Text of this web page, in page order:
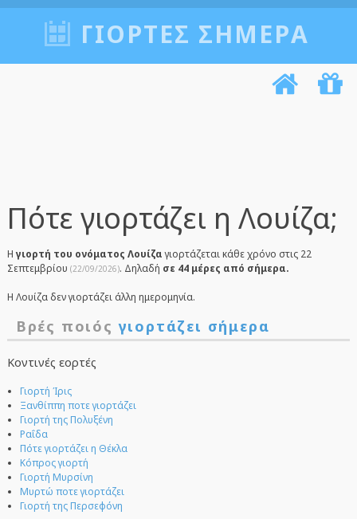
ΓΙΟΡΤΈΣ ΣΉΜΕΡΑ
Πότε γιορτάζει η Λουίζα;
Η γιορτή του ονόματος Λουίζαγιορτάζεται κάθε χρόνο στις 22
Σεπτεμβρίου (22/09/2026). Δηλαδή σε 44 μέρες από σήμερα.
Η Λουίζα δεν γιορτάζει άλλη ημερομηνία.
Βρές ποιόςγιορτάζει σήμερα
Κοντινές εορτές
Γιορτή Ίρις
Ξανθίππη ποτε γιορτάζει
Γιορτή της Πολυξένη
Ραΐδα
Πότε γιορτάζει η Θέκλα
Κόπρος γιορτή
Γιορτή Μυρσίνη
Μυρτώ ποτε γιορτάζει
Γιορτή της Περσεφόνη